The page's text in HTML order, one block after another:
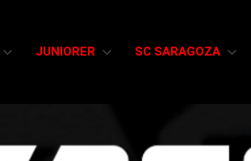
JUNIORER SC SARAGOZA